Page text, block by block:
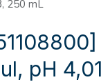
250 mL
pH